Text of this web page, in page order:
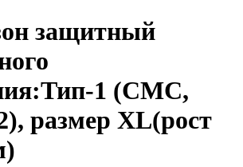
защитный
1 (СМС,
размер XL(рост